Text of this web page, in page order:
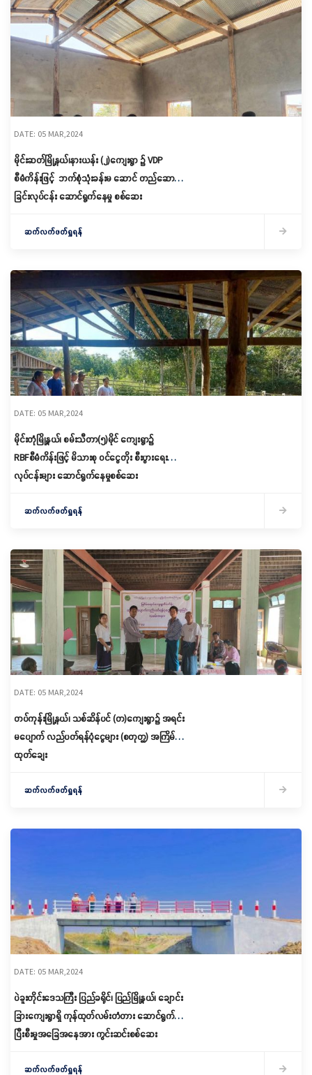
DATE: 05 MAR,2024
မိုင်းဆတ်မြို့နယ်၊နားယန်း (၂)ကျေးရွာ ၌ VDP
စီမံကိန်းဖြင့် ‌ ဘက်စုံသုံးခန်းမ ဆောင် တည်ဆောက်
ခြင်းလုပ်ငန်း ဆောင်ရွက်နေမှု စစ်ဆေး
ဆက်လက်ဖတ်ရှုရန်
DATE: 05 MAR,2024
မိုင်းတုံမြို့နယ်၊ စမ်းသီတာ(၅)မိုင် ကျေးရွာ၌
RBFစီမံကိန်းဖြင့် မိသားစု ဝင်ငွေတိုး စီးပွားရေး
လုပ်ငန်းများ ဆောင်ရွက်နေမှုစစ်ဆေး
ဆက်လက်ဖတ်ရှုရန်
DATE: 05 MAR,2024
တပ်ကုန်းမြို့နယ်၊ သစ်ဆိန်ပင် (တ)ကျေးရွာ၌ အရင်း
မပျောက် လည်ပတ်ရန်ပုံငွေများ (စတုတ္ထ) အကြိမ်
ထုတ်ချေး
ဆက်လက်ဖတ်ရှုရန်
DATE: 05 MAR,2024
ပဲခူးတိုင်းဒေသကြီး ပြည်ခရိုင်၊ ပြည်မြို့နယ်၊ ချောင်း
ခြားကျေးရွာရှိ ကုန်ထုတ်လမ်းတံတား ဆောင်ရွက်
ပြီးစီးမှုအခြေအနေအား ကွင်းဆင်းစစ်ဆေး
ဆက်လက်ဖတ်ရှုရန်